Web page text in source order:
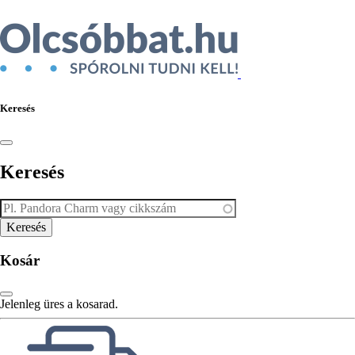
Keresés
Keresés
Kosár
Jelenleg üres a kosarad.